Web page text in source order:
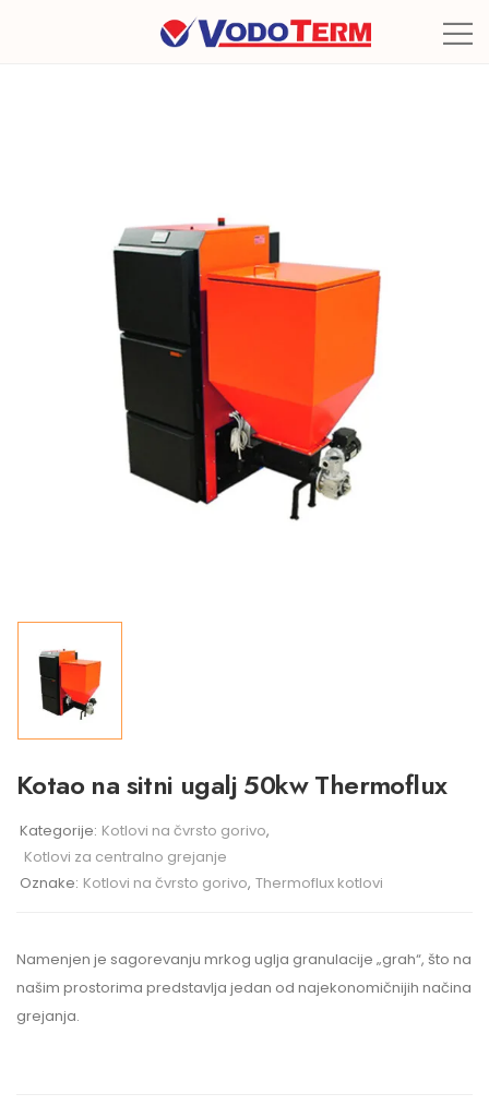
Kotao na sitni ugalj 50kw Thermoflux
Kategorije: Kotlovi na čvrsto gorivo,
Kotlovi za centralno grejanje
Oznake: Kotlovi na čvrsto gorivo, Thermoflux kotlovi
Namenjen je sagorevanju mrkog uglja granulacije „grah“, što na
našim prostorima predstavlja jedan od najekonomičnijih načina
grejanja.